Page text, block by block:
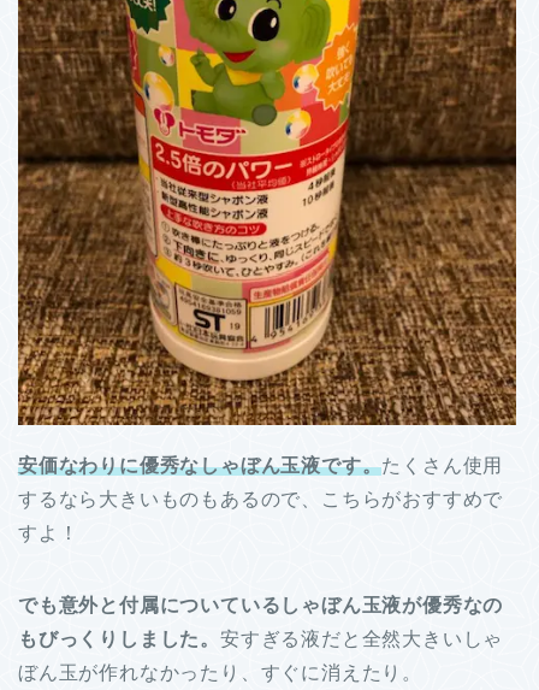
安価なわりに優秀なしゃぼん玉液です。たくさん使用
するなら大きいものもあるので、こちらがおすすめで
すよ！
でも意外と付属についているしゃぼん玉液が優秀なの
もびっくりしました。安すぎる液だと全然大きいしゃ
ぼん玉が作れなかったり、すぐに消えたり。